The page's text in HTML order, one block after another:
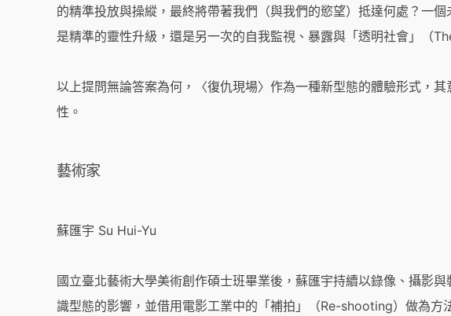
的精準投放與操縱，最終將帶著我們（與我們的慾望）抵達何處？一
是精準的靈性升級，還是另一次的自我監視、暴露與「透明社會」（
以上提問無論答案為何，〈復仇現場〉作為一種新型態的體驗形式，
性。
藝術家
蘇匯宇 Su Hui-Yu
國立臺北藝術大學美術創作碩士班畢業後，蘇匯宇持續以錄像、攝影
識型態的影響，並借用電影工業中的「補拍」（Re-shooting）做為方